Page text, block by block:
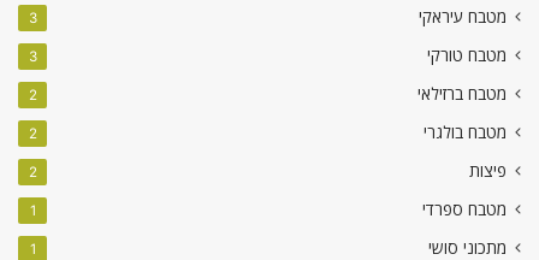
מטבח עיראקי 3
מטבח טורקי 3
מטבח ברזילאי 2
מטבח בולגרי 2
פיצות 2
מטבח ספרדי 1
מתכוני סושי 1